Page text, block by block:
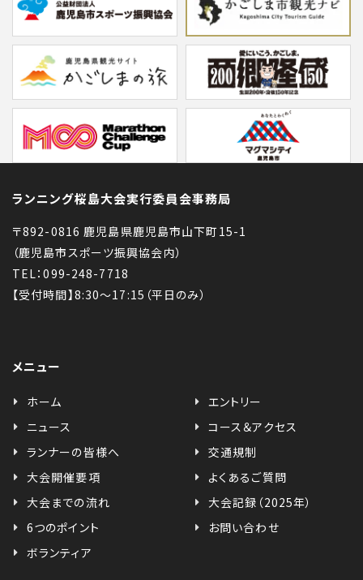
ランニング桜島大会実行委員会事務局
〒892-0816 鹿児島県鹿児島市山下町15-1
（鹿児島市スポーツ振興協会内）
TEL：099-248-7718
【受付時間】8:30〜17:15（平日のみ）
メニュー
ホーム
ニュース
ランナーの皆様へ
大会開催要項
大会までの流れ
6つのポイント
ボランティア
エントリー
コース＆アクセス
交通規制
よくあるご質問
大会記録（2025年）
お問い合わせ